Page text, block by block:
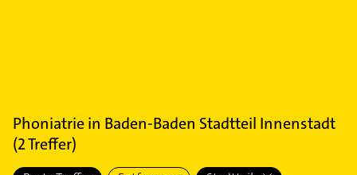
Phoniatriein Baden-Baden Stadtteil Innenstadt
(2Treffer)